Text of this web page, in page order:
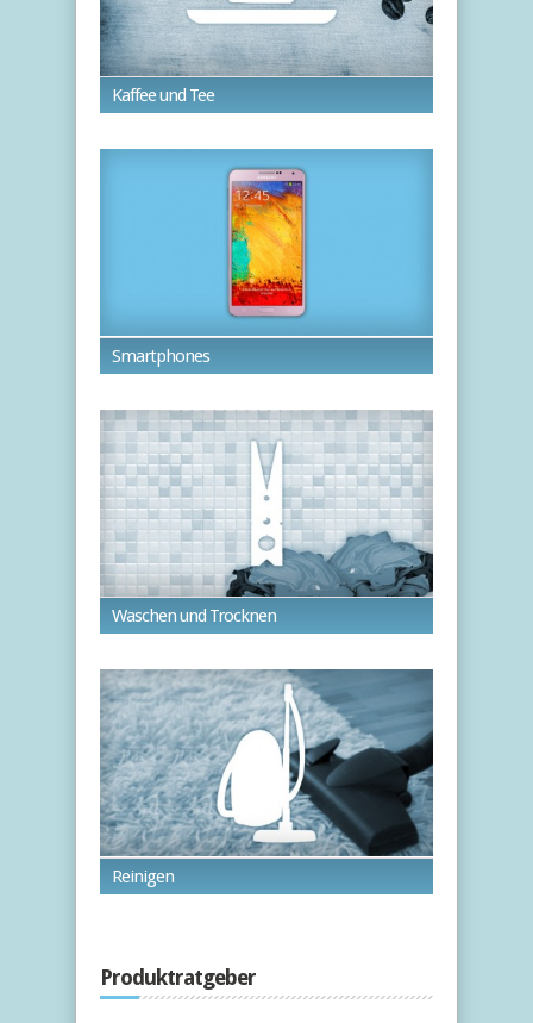
Kaffee und Tee
Smartphones
Waschen und Trocknen
Reinigen
Produktratgeber